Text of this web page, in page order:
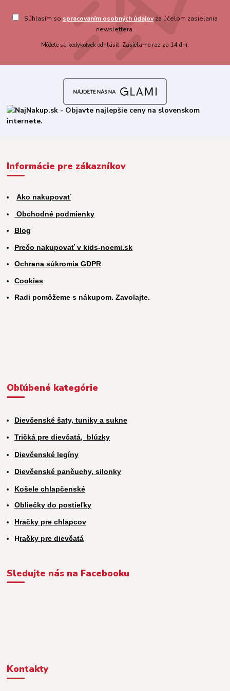
Súhlasím so spracovaním osobných údajovza účelom zasielania
newslettera.
Môžete sa kedykoľvek odhlásiť. Zasielame raz za 14 dní.
Informácie pre zákazníkov
Ako nakupovať
Obchodné podmienky
Blog
Prečo nakupovať v kids-noemi.sk
Ochrana súkromia GDPR
Cookies
Radi pomôžeme s nákupom. Zavolajte.
Obľúbené kategórie
Dievčenské šaty, tuniky a sukne
Tričká pre dievčatá, blúzky
Dievčenské legíny
Dievčenské pančuchy, silonky
Košele chlapčenské
Obliečky do postieľky
Hračky pre chlapcov
Hračky pre dievčatá
Sledujte nás na Facebooku
Kontakty